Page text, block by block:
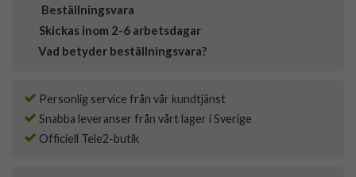
Beställningsvara
Skickas inom 2-6 arbetsdagar
Vad betyder beställningsvara?
Personlig service från vår kundtjänst
Snabba leveranser från vårt lager i Sverige
Officiell Tele2-butik